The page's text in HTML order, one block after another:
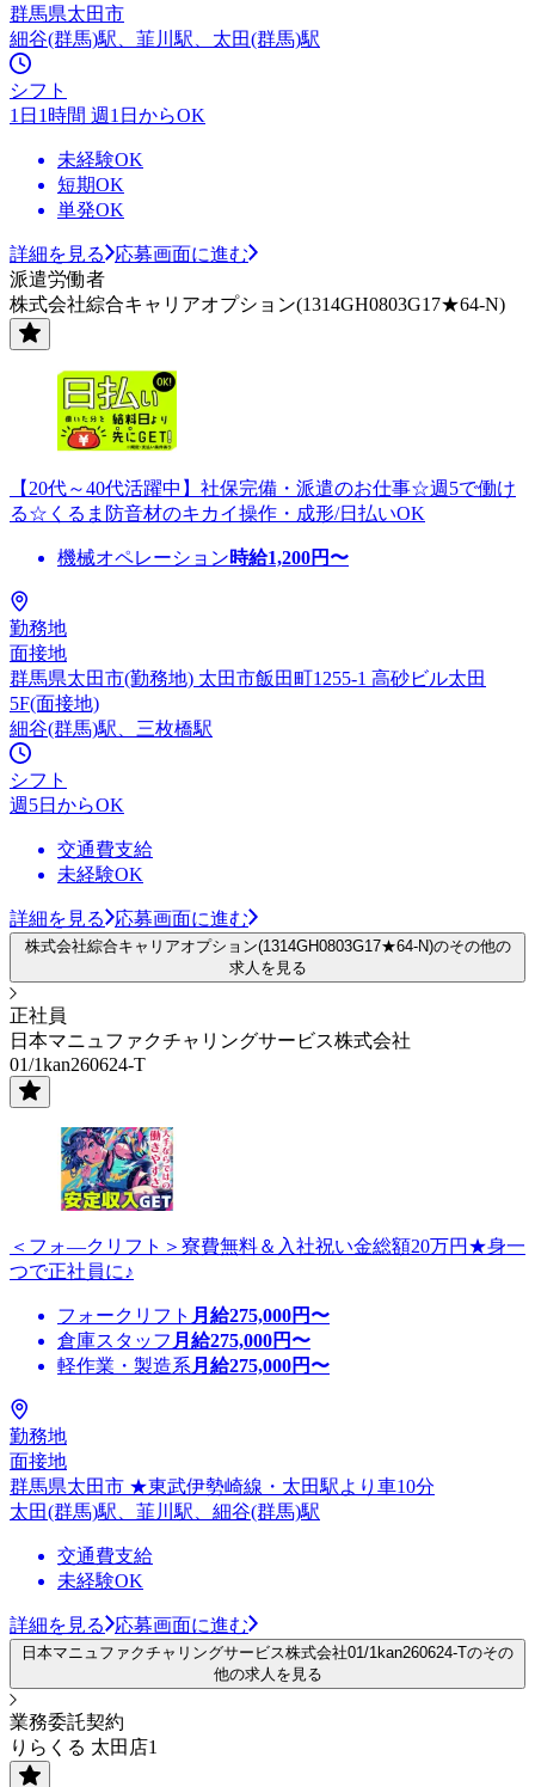
群馬県太田市
細谷(群馬)駅、韮川駅、太田(群馬)駅
シフト
1日1時間 週1日からOK
未経験OK
短期OK
単発OK
詳細を見る
応募画面に進む
派遣労働者
株式会社綜合キャリアオプション(1314GH0803G17★64-N)
【20代～40代活躍中】社保完備・派遣のお仕事☆週5で働け
る☆くるま防音材のキカイ操作・成形/日払いOK
機械オペレーション時給1,200円〜
勤務地
面接地
群馬県太田市(勤務地) 太田市飯田町1255-1 高砂ビル太田
5F(面接地)
細谷(群馬)駅、三枚橋駅
シフト
週5日からOK
交通費支給
未経験OK
詳細を見る 応募画面に進む
株式会社綜合キャリアオプション(1314GH0803G17★64-N)のその他の
求人を見る
正社員
日本マニュファクチャリングサービス株式会社
01/1kan260624-T
＜フォ―クリフト＞寮費無料＆入社祝い金総額20万円★身一
つで正社員に♪
フォークリフト 月給275,000円〜
倉庫スタッフ 月給275,000円〜
軽作業・製造系 月給275,000円〜
勤務地
面接地
群馬県太田市 ★東武伊勢崎線・太田駅より車10分
太田(群馬)駅、韮川駅、細谷(群馬)駅
交通費支給
未経験OK
詳細を見る 応募画面に進む
日本マニュファクチャリングサービス株式会社01/1kan260624-Tのその
他の求人を見る
業務委託契約
りらくる 太田店1